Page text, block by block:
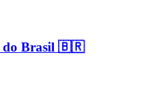
do Brasil 🇧🇷